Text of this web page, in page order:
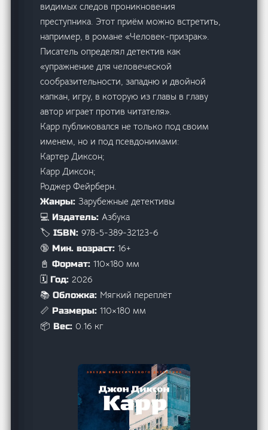
видимых следов проникновения
преступника. Этот приём можно встретить,
например, в романе «Человек-призрак».
Писатель определял детектив как
«упражнение для человеческой
сообразительности, западню и двойной
капкан, игру, в которую из главы в главу
автор играет против читателя».
Карр публиковался не только под своим
именем, но и под псевдонимами:
Картер Диксон;
Карр Диксон;
Роджер Фейрберн.
Жанры:Зарубежные детективы
💻 Издатель:Азбука
🏷️ ISBN:978-5-389-32123-6
🔞 Мин. возраст:16+
📓 Формат:110×180 мм
🗓️ Год:2026
📚 Обложка: Мягкий переплёт
📏 Размеры:110×180 мм
📦 Вес:0.16 кг